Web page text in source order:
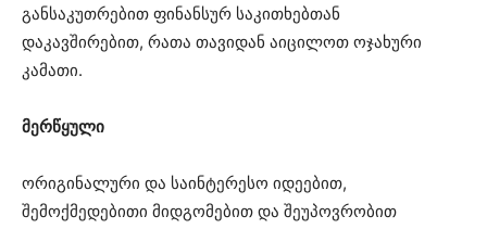
განსაკუთრებით ფინანსურ საკითხებთან
დაკავშირებით, რათა თავიდან აიცილოთ ოჯახური
კამათი.
მერწყული
ორიგინალური და საინტერესო იდეებით,
შემოქმედებითი მიდგომებით და შეუპოვრობით